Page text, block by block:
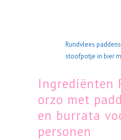
Rundvlees
stoofpotje in bier
Ingrediënten
orzo met
en burrata
personen